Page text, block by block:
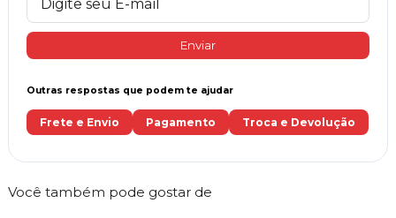
Enviar
Outras respostas que podem te ajudar
Frete e Envio Pagamento Troca e Devolução
Você também pode gostar de